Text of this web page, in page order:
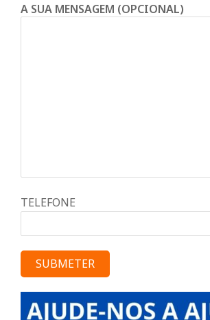
A SUA MENSAGEM (OPCIONAL)
TELEFONE